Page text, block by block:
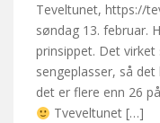
Teveltunet, https://
søndag 13. februar.
prinsippet. Det
sengeplasser, så
det er flere enn 26
Tveveltunet […]